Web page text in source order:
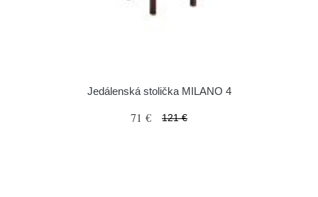
Jedálenská stolička MILANO 4
71 € 121 €